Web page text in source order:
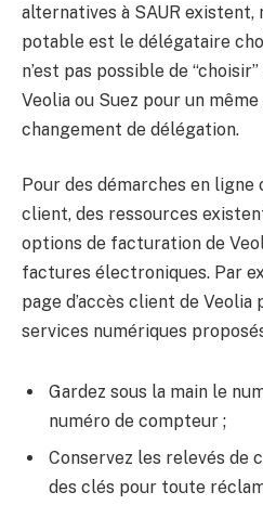
alternatives à SAUR existent,
potable est le délégataire
n’est pas possible de
Veolia ou Suez pour un
changement de délégation.
Pour des démarches en ligne
client, des ressources
options de facturation de
factures électroniques. Par
page d’accès client de Veolia
services numériques
Gardez sous la main le
numéro de compteur ;
Conservez les relevés de
des clés pour toute